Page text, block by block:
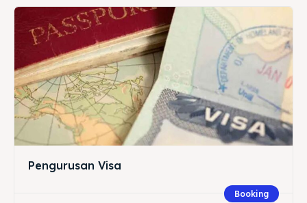
Pengurusan Visa
Booking